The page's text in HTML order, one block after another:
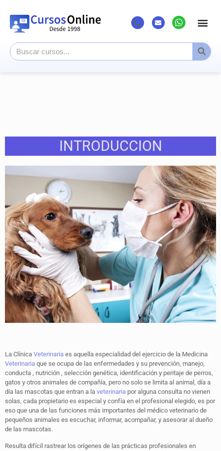
INTRODUCCION
La Clínica Veterinaria es aquella especialidad del ejercicio de la Medicina
Veterinaria que se ocupa de las enfermedades y su prevención, manejo,
conducta , nutrición , selección genética, identificación y peritaje de perros,
gatos y otros animales de compañía, pero no solo se limita al animal, día a
día las mascotas que entran a la veterinaria por alguna consulta no vienen
solas, cada propietario es especial y confía en el profesional elegido, es por
eso que una de las funciones más importantes del médico veterinario de
pequeños animales es escuchar, informar, acompañar, y asesorar al dueño
de las mascotas.
Resulta difícil rastrear los orígenes de las prácticas profesionales en